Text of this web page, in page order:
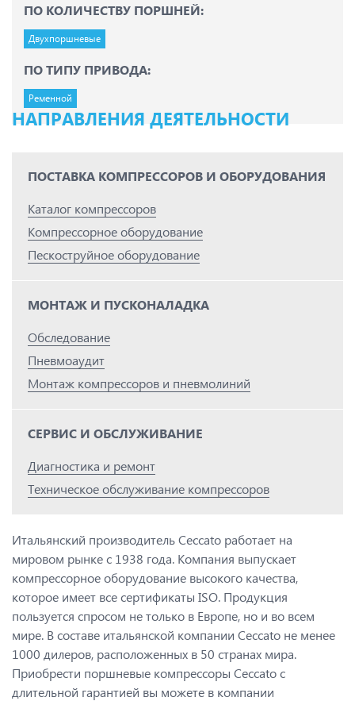
ПО КОЛИЧЕСТВУ ПОРШНЕЙ:
Двухпоршневые
ПО ТИПУ ПРИВОДА:
Ременной
НАПРАВЛЕНИЯ ДЕЯТЕЛЬНОСТИ
ПОСТАВКА КОМПРЕССОРОВ И ОБОРУДОВАНИЯ
Каталог компрессоров
Компрессорное оборудование
Пескоструйное оборудование
МОНТАЖ И ПУСКОНАЛАДКА
Обследование
Пневмоаудит
Монтаж компрессоров и пневмолиний
СЕРВИС И ОБСЛУЖИВАНИЕ
Диагностика и ремонт
Техническое обслуживание компрессоров
Итальянский производитель Ceccato работает на
мировом рынке с 1938 года. Компания выпускает
компрессорное оборудование высокого качества,
которое имеет все сертификаты ISO. Продукция
пользуется спросом не только в Европе, но и во всем
мире. В составе итальянской компании Ceccato не менее
1000 дилеров, расположенных в 50 странах мира.
Приобрести поршневые компрессоры Ceccato с
длительной гарантией вы можете в компании